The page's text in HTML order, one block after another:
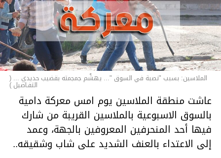
الملاسين: بسبب "نصبة في السوق "... يهشّم جمجمته بقضيب حديدي ... (
التفـاصيل )
عاشت منطقة الملاسين يوم امس معركة دامية
بالسوق الاسبوعية بالملاسين القريبة من شارك
فيها أحد المنحرفين المعروفين بالجهة، وعمد
إلى الاعتداء بالعنف الشديد على شاب وشقيقه..